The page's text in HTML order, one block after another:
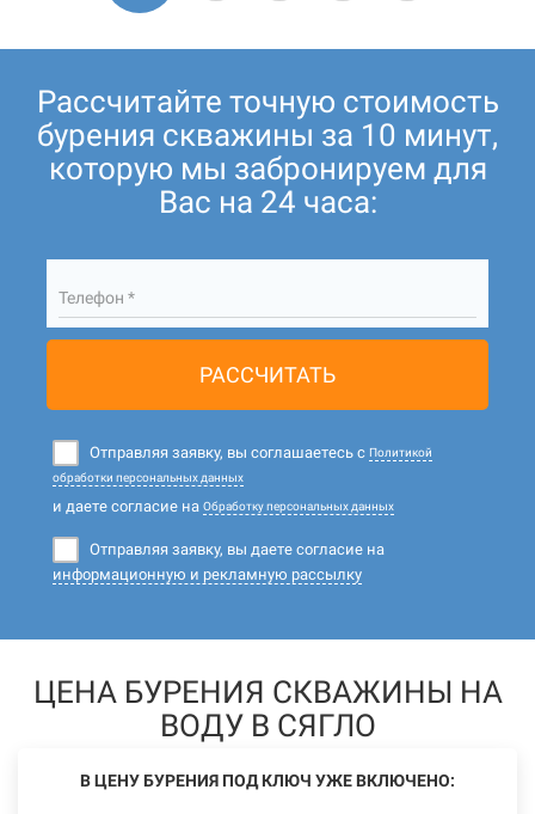
Рассчитайте точную стоимость
бурения скважины за 10 минут,
которую мы забронируем для
Вас на 24 часа:
Телефон *
РАССЧИТАТЬ
Отправляя заявку, вы соглашаетесь с Политикой
обработки персональных данных
и даете согласие на Обработку персональных данных
Отправляя заявку, вы даете согласие на
информационную и рекламную рассылку
ЦЕНА БУРЕНИЯ СКВАЖИНЫ НА
ВОДУ В СЯГЛО
В ЦЕНУ БУРЕНИЯ ПОД КЛЮЧ УЖЕ ВКЛЮЧЕНО: